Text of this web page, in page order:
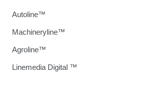
Autoline™
Machineryline™
Agroline™
Linemedia Digital ™